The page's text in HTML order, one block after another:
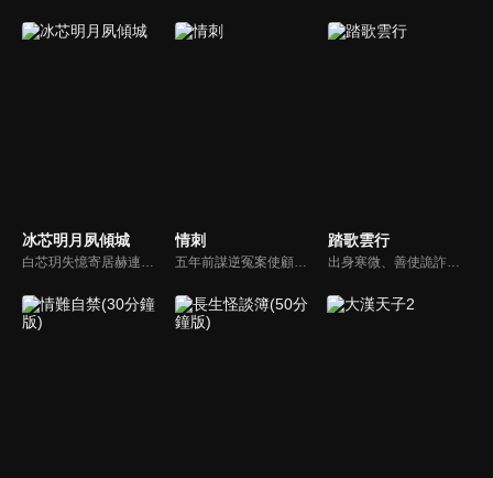
冰芯明月夙傾城
白芯玥失憶寄居赫連府，與赫連夙在查探身世的過程中糾纏不清，彼此間情愫暗生。然而，藍羽軍的謎團、玄璃珠的秘密、以及潛伏在暗處的千機閣，讓他們步步驚心。白芯玥曾經的青梅竹馬沈瀾熠，如今卻是隱藏黑暗勢力的操控者，在愛與仇恨間掙扎。赫連夙和白芯玥能否衝破重重阻礙，找回真相？
情刺
五年前謀逆冤案使顧君遙滿門慘死，她委身神秘組織隱忍數載只為復仇，皇子岳瑾宸便是她復仇最好的刀。誰曾想宛如謫仙的白蓮竟是心思深沉的惡鬼，步步為營卻終成傀儡。一邊慾望肆意燃燒，一邊深宮危機重重，她該何去何從？
踏歌雲行
出身寒微、善使詭詐之術的江湖騙子辛雲歌，為躲避官府通緝一路逃亡至邊境冬夜城，卻不想因一場仗義之舉，意外攪亂了鎮疆王世子秦唳行圍捕敵國奸細的行動。為求脫身，辛雲歌被迫與秦唳行合作開始了一場“公主駕到”的騙局，在一場場驚險刺殺襲來的同時，更大的危機悄然來臨。